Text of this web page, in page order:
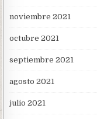
noviembre 2021
octubre 2021
septiembre 2021
agosto 2021
julio 2021